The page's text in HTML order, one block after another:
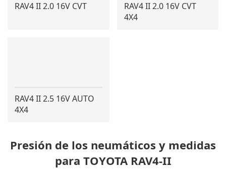
RAV4 II 2.0 16V CVT
RAV4 II 2.0 16V CVT
4X4
RAV4 II 2.5 16V AUTO
4X4
Presión de los neumáticos y medidas
para TOYOTA RAV4-II